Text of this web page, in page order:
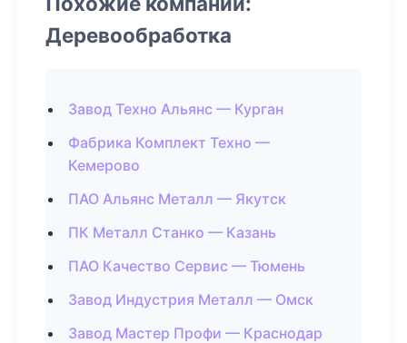
Деревообработка
Завод Техно Альянс — Курган
Фабрика Комплект Техно —
Кемерово
ПАО Альянс Металл — Якутск
ПК Металл Станко — Казань
ПАО Качество Сервис — Тюмень
Завод Индустрия Металл — Омск
Завод Мастер Профи — Краснодар